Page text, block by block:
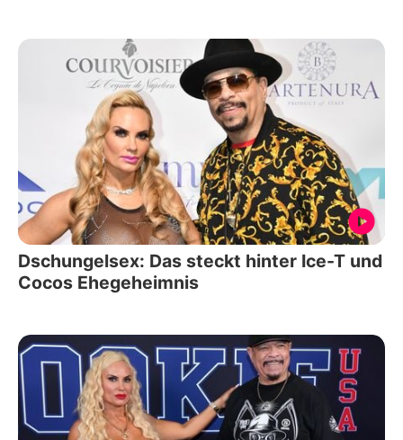
Dschungelsex: Das steckt hinter Ice-T und
Cocos Ehegeheimnis